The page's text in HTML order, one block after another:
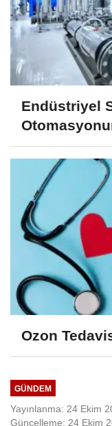
Endüstriyel
Ozon
GÜNDEM
Yayınlanma: 24 Ekim
Güncelleme: 24 Ekim